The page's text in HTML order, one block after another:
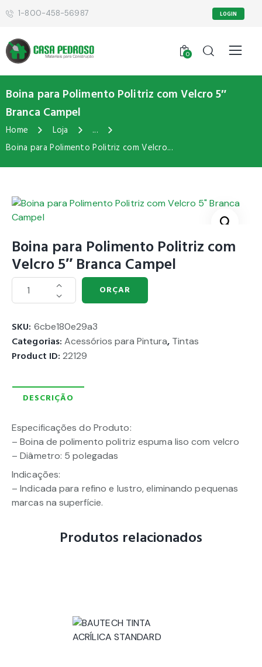
1-800-458-56987 LOGIN
0
Boina para Polimento Politriz com Velcro 5″
Branca Campel
Home Loja
...
Boina para Polimento Politriz com Velcro...
Boina para Polimento Politriz com
Velcro 5″ Branca Campel
ORÇAR
SKU: 6cbe180e29a3
Categorias:Acessórios para Pintura, Tintas
Product ID:22129
DESCRIÇÃO
Especificações do Produto:
– Boina de polimento politriz espuma liso com velcro
– Diâmetro: 5 polegadas
Indicações:
– Indicada para refino e lustro, eliminando pequenas
marcas na superfície.
Produtos relacionados